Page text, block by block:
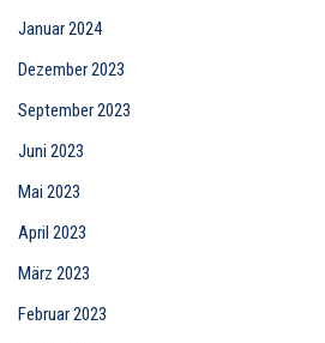
Januar 2024
Dezember 2023
September 2023
Juni 2023
Mai 2023
April 2023
März 2023
Februar 2023